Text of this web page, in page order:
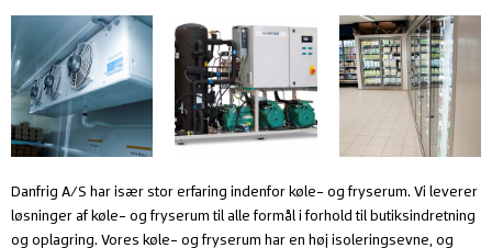
Danfrig A/S har især stor erfaring indenfor køle- og fryserum. Vi leverer
løsninger afkøle- og fryserumtil alle formål i forhold til butiksindretning
og oplagring. Vores køle- og fryserum har en høj isoleringsevne, og